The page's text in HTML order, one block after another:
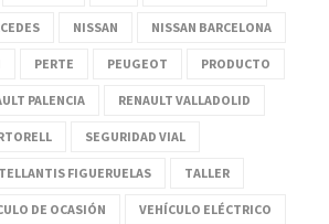
NISSAN NISSAN BARCELONA
PERTE PEUGEOT PRODUCTO
PALENCIA RENAULT VALLADOLID
SEGURIDAD VIAL
FIGUERUELAS TALLER
DE OCASIÓN VEHÍCULO ELÉCTRICO